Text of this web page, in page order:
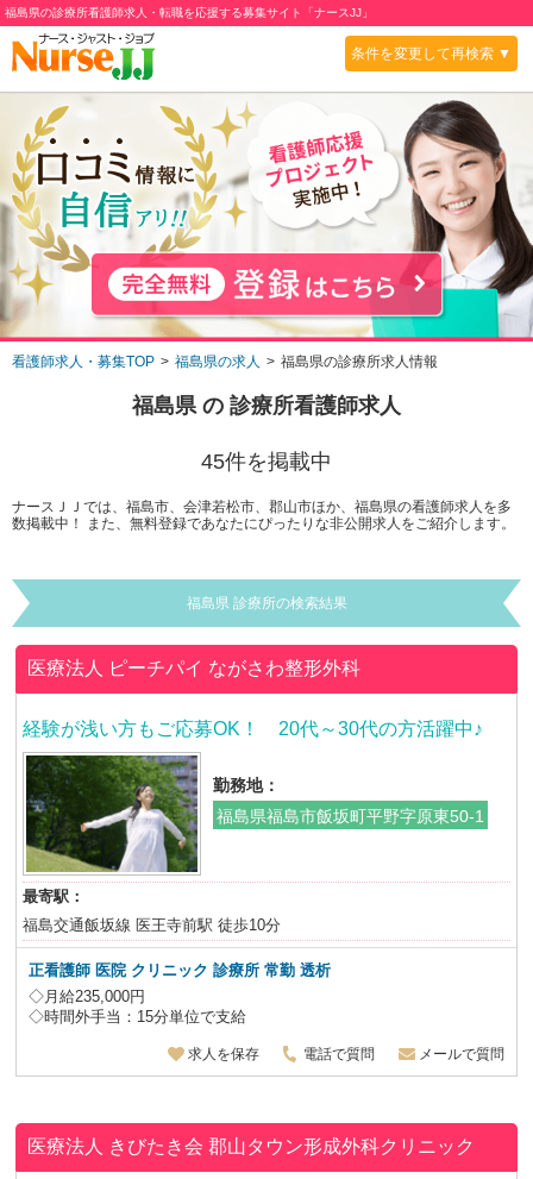
福島県の診療所看護師求人・転職を応援する募集サイト「ナースJJ」
条件を変更して再検索 ▼
看護師求人・募集TOP 福島県の求人 福島県の診療所求人情報
福島県の 診療所看護師求人
45件を掲載中
ナースＪＪでは、福島市、会津若松市、郡山市ほか、福島県の看護師求人を多
数掲載中！ また、無料登録であなたにぴったりな非公開求人をご紹介します。
福島県 診療所の検索結果
医療法人 ピーチパイ ながさわ整形外科
経験が浅い方もご応募OK！ 20代～30代の方活躍中♪
勤務地：
福島県福島市飯坂町平野字原東50-1
最寄駅：
福島交通飯坂線 医王寺前駅 徒歩10分
正看護師 医院 クリニック 診療所 常勤 透析
◇月給235,000円
◇時間外手当：15分単位で支給
求人を保存 電話で質問 メールで質問
医療法人 きびたき会郡山タウン形成外科クリニック